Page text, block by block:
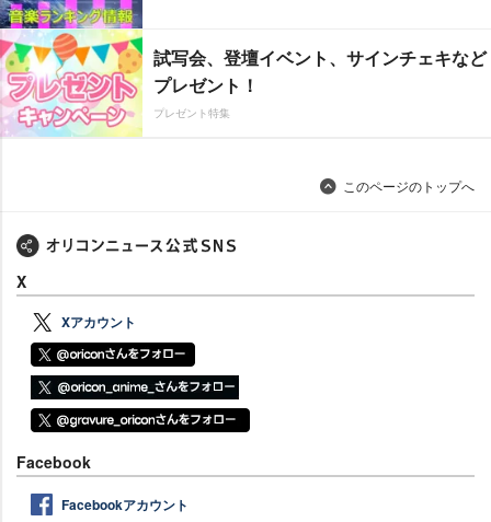
試写会、登壇イベント、サインチェキなど
プレゼント！
プレゼント特集
このページのトップへ
X
Xアカウント
Facebook
Facebookアカウント